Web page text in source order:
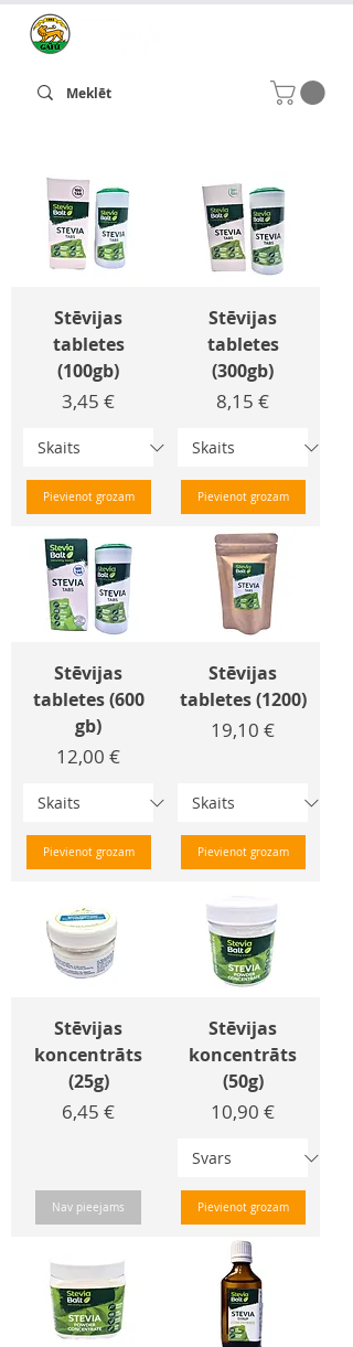
Stēvijas
tabletes
(100gb)
Cena
3,45 €
Pievienot grozam
Stēvijas
tabletes
(300gb)
Cena
8,15 €
Pievienot grozam
Stēvijas
tabletes (600
gb)
Cena
12,00 €
Pievienot grozam
Stēvijas
tabletes (1200)
Cena
19,10 €
Pievienot grozam
Stēvijas
koncentrāts
(25g)
Cena
6,45 €
Nav pieejams
Stēvijas
koncentrāts
(50g)
Cena
10,90 €
Pievienot grozam